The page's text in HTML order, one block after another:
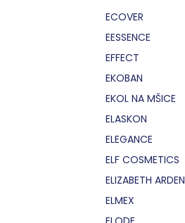
ECOVER
EESSENCE
EFFECT
EKOBAN
EKOL NA MŠICE
ELASKON
ELEGANCE
ELF COSMETICS
ELIZABETH ARDEN
ELMEX